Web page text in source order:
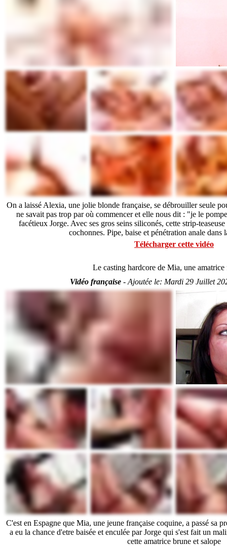
On a laissé Alexia, une jolie blonde française, se débrouiller seule
ne savait pas trop par où commencer et elle nous dit : "je le
facétieux Jorge. Avec ses gros seins siliconés, cette strip-
cochonnes. Pipe, baise et pénétration anale dans
Télécharger cette vidéo
Le casting hardcore de Mia, une amatrice
Vidéo française- Ajoutée le: Mardi 29 Juillet
C'est en Espagne que Mia, une jeune française coquine, a passé sa
a eu la chance d'etre baisée et enculée par Jorge qui s'est fait un
cette amatrice brune et salope